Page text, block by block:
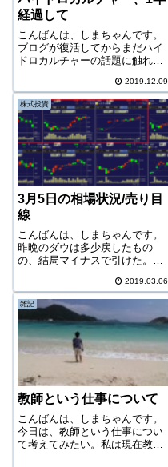
経過して
こんばんは、しまちゃんです。
ブログが復活してからまだハイ
ドロカルチャーの話題に触れて
イドロカルチャーがどうなって
いるのか様子を見てみたいと思
います。最後にハイドロカルチ
ャーにブログで触れたのは以下
の記事。ハイドロ...
2019.12.09
株式投資
3月5日の相場状況/売り目
線
こんばんは、しまちゃんです。
昨晩のダウは多少戻したもの
の、結局マイナスで引けた。な
で相場に臨んだ。特に何も売っ
ていないが。今日の相場日経平
均やっと上昇一息といったとこ
ろの日経。というか、ダウが上
昇一息といったほう...
2019.03.06
雑記
教師という仕事について
こんばんは、しまちゃんです。
今日は、教師という仕事につい
て考えてみたい。私は現在教育